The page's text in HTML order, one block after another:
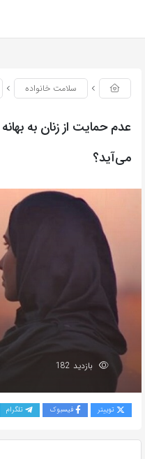
سلامت خانواده
عدم حمایت از زنان به
می‌آید؟
بازدید 182
توییتر فیسبوک تلگرام